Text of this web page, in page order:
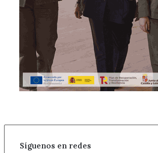
Síguenos en redes